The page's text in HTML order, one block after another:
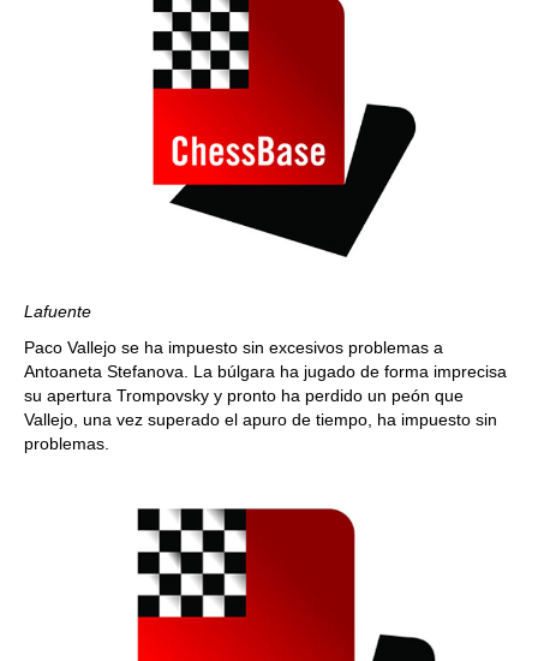
Lafuente
Paco Vallejo se ha impuesto sin excesivos problemas a
Antoaneta Stefanova. La búlgara ha jugado de forma imprecisa
su apertura Trompovsky y pronto ha perdido un peón que
Vallejo, una vez superado el apuro de tiempo, ha impuesto sin
problemas.